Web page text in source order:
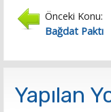
Önceki Konu:
Bağdat Paktı
Yapılan